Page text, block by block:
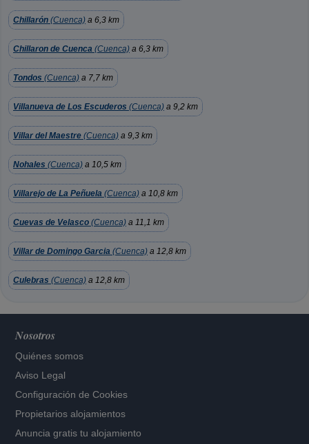
Chillarón (Cuenca) a 6,3 km
Chillaron de Cuenca (Cuenca) a 6,3 km
Tondos (Cuenca) a 7,7 km
Villanueva de Los Escuderos (Cuenca) a 9,2 km
Villar del Maestre (Cuenca) a 9,3 km
Nohales (Cuenca) a 10,5 km
Villarejo de La Peñuela (Cuenca) a 10,8 km
Cuevas de Velasco (Cuenca) a 11,1 km
Villar de Domingo Garcia (Cuenca) a 12,8 km
Culebras (Cuenca) a 12,8 km
Nosotros
Quiénes somos
Aviso Legal
Configuración de Cookies
Propietarios alojamientos
Anuncia gratis tu alojamiento